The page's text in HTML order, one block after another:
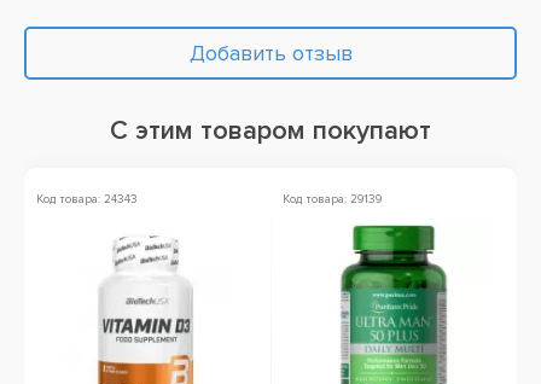
Добавить отзыв
С этим товаром покупают
Код товара: 24343 Код товара: 29139